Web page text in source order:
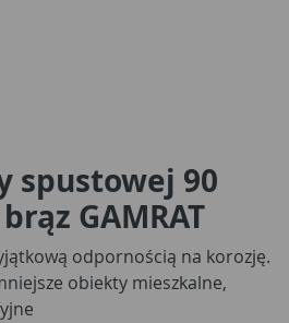
spustowej 90
GAMRAT
odpornością na korozję.
obiekty mieszkalne,